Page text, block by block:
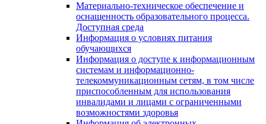
Материально-техническое обеспечение и
оснащенность образовательного процесса.
Доступная среда
Информация о условиях питания
обучающихся
Информация о доступе к информационным
системам и информационно-
телекоммуникационным сетям, в том числе
приспособленным для использования
инвалидами и лицами с ограниченными
возможностями здоровья